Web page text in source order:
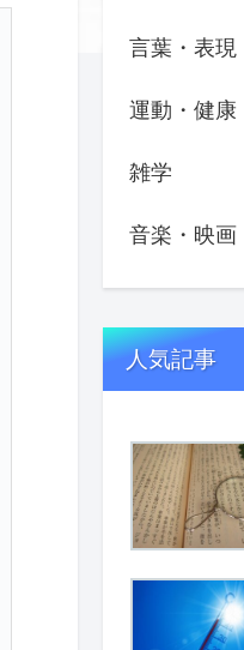
言葉・表現
運動・健康
雑学
音楽・映画
人気記事